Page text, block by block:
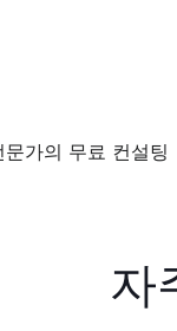
문가의 무료 컨설팅
자